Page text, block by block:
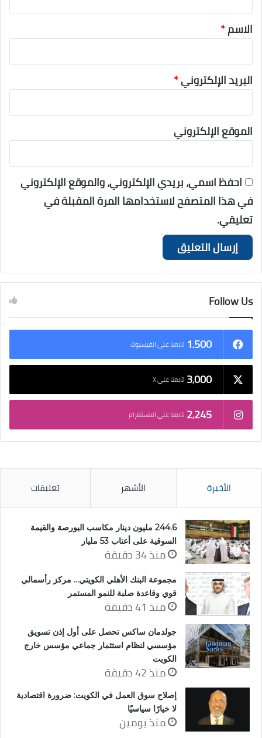
الاسم*
البريد الإلكتروني*
الموقع الإلكتروني
احفظ اسمي، بريدي الإلكتروني، والموقع الإلكتروني
في هذا المتصفح لاستخدامها المرة المقبلة في
تعليقي.
Follow Us
1٬500 تابعنا على الفيسبوك
3٬000 تابعنا على X
2٬245 تابعنا على الانستغرام
الأخيرة الأشهر تعليقات
244.6 مليون دينار مكاسب البورصة والقيمة
السوقية على أعتاب 53 مليار
منذ 34 دقيقة
مجموعة البنك الأهلي الكويتي… مركز رأسمالي
قوي وقاعدة صلبة للنمو المستمر
منذ 41 دقيقة
جولدمان ساكس تحصل على أول إذن تسويق
مؤسسي لنظام استثمار جماعي مؤسس خارج
الكويت
منذ 42 دقيقة
إصلاح سوق العمل في الكويت: ضرورة اقتصادية
لا خيارًا سياسيًا
منذ يومين